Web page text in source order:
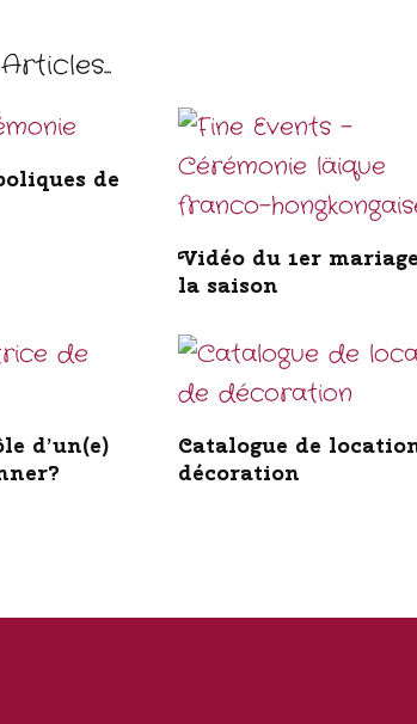
de
Vidéo du 1er
la saison
d’un(e)
Catalogue de
décoration